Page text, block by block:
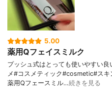
5.00
薬用Qフェイスミルク
プッシュ式はとっても使いやすい
メ#コスメティック#cosmetic#ス
薬用Qフェースミル…続きを見る